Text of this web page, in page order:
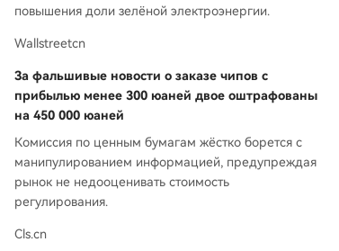
повышения доли зелёной электроэнергии.
Wallstreetcn
За фальшивые новости о заказе чипов с
прибылью менее 300 юаней двое оштрафованы
на 450 000 юаней
Комиссия по ценным бумагам жёстко борется с
манипулированием информацией, предупреждая
рынок не недооценивать стоимость
регулирования.
Cls.cn